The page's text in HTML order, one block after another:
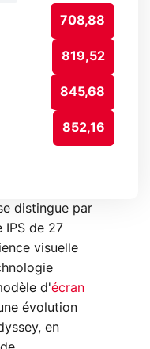
708,88
819,52
845,68
852,16
distingue par
IPS de 27
visuelle
d'écran
évolution
en